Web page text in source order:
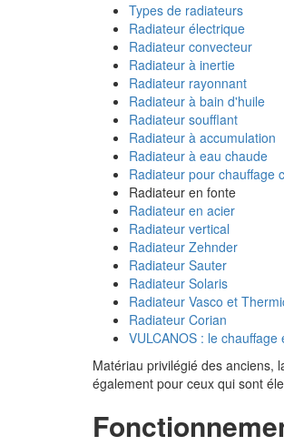
Types de radiateurs
Radiateur électrique
Radiateur convecteur
Radiateur à inertie
Radiateur rayonnant
Radiateur à bain d'huile
Radiateur soufflant
Radiateur à accumulation
Radiateur à eau chaude
Radiateur pour chauffage
Radiateur en fonte
Radiateur en acier
Radiateur vertical
Radiateur Zehnder
Radiateur Sauter
Radiateur Solaris
Radiateur Vasco et
Radiateur Corian
VULCANOS : le chauffage
Matériau privilégié des anciens,
également pour ceux qui sont